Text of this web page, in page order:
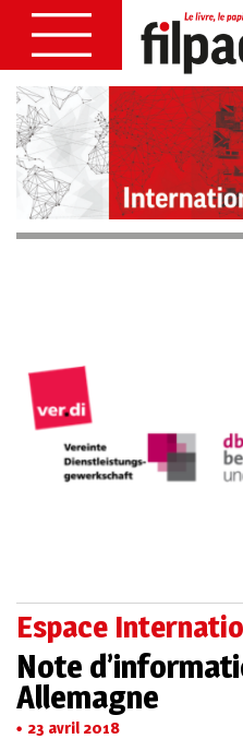
Espace
Note
Allemagne
23 avril 2018